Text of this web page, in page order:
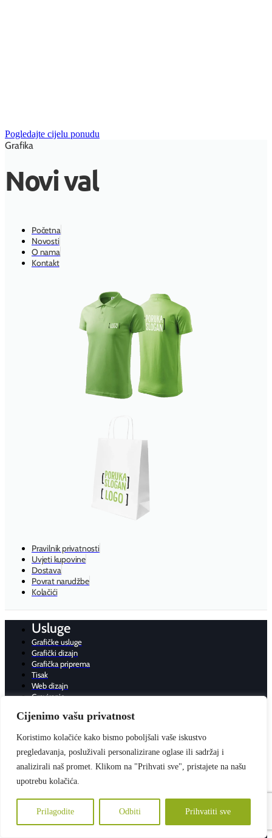
Cijenimo vašu privatnost
Koristimo kolačiće kako bismo poboljšali vaše iskustvo
pregledavanja, posluživali personalizirane oglase ili sadržaj i
analizirali naš promet. Klikom na "Prihvati sve", pristajete na našu
upotrebu kolačića.
Prilagodite Odbiti Prihvatiti sve
Pogledajte cijelu ponudu
Grafika
Novi val
Početna
Novosti
O nama
Kontakt
Pravilnik privatnosti
Uvjeti kupovine
Dostava
Povrat narudžbe
Kolačići
Usluge
Grafičke usluge
Grafički dizajn
Grafička priprema
Tisak
Web dizajn
Graviranje
Tiskani materijali
Reklamni
Uredski
Ambalaža
Pos / Point of Sale
Majice